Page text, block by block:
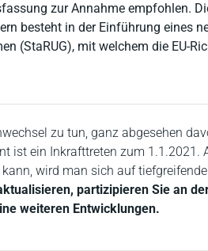
zur Annahme empfohlen.
besteht in der Einführung eines
(StaRUG), mit welchem die EU-
zu tun, ganz abgesehen
ist ein Inkrafttreten zum 1.1.2021.
wird man sich auf
partizipieren Sie an
weiteren Entwicklungen.